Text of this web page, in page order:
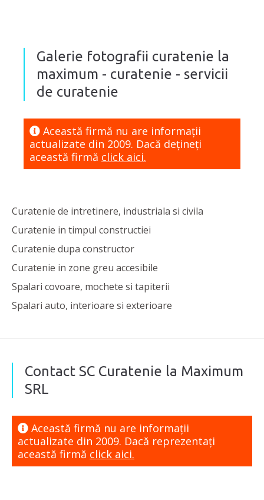
Galerie fotografii curatenie la
maximum - curatenie - servicii
de curatenie
Această firmă nu are informaţii
actualizate din 2009. Dacă dețineți
această firmă click aici.
Curatenie de intretinere, industriala si civila
Curatenie in timpul constructiei
Curatenie dupa constructor
Curatenie in zone greu accesibile
Spalari covoare, mochete si tapiterii
Spalari auto, interioare si exterioare
Contact SC Curatenie la Maximum
SRL
Această firmă nu are informaţii
actualizate din 2009. Dacă reprezentaţi
această firmă click aici.